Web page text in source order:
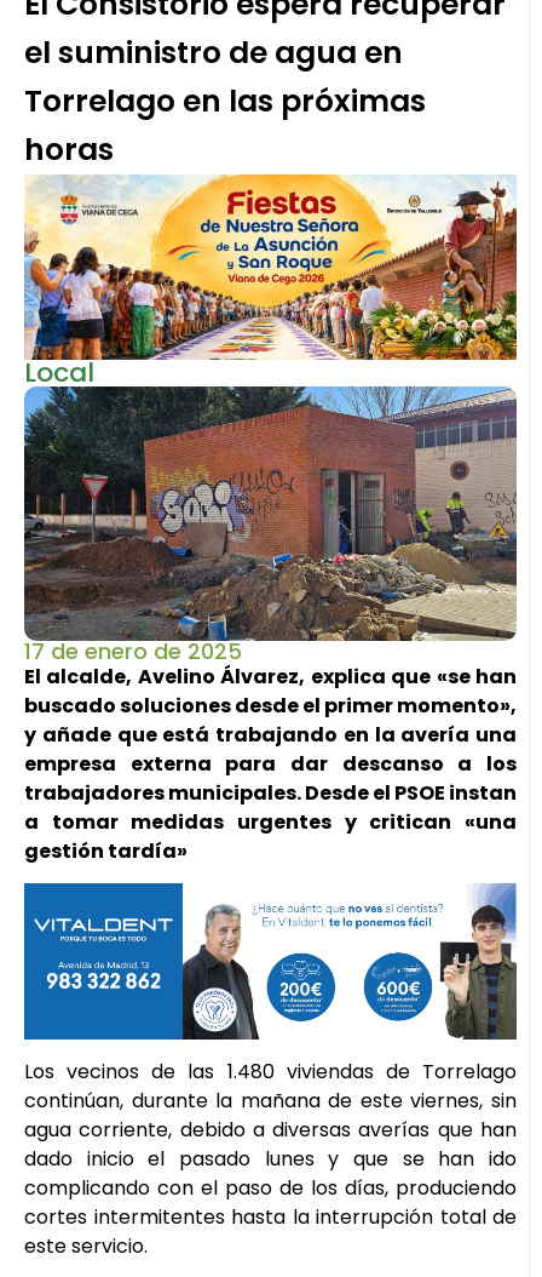
el suministro de agua en
Torrelago en las próximas
horas
Local
17 de enero de 2025
El alcalde, Avelino Álvarez, explica que «se han
buscado soluciones desde el primer momento»,
y añade que está trabajando en la avería una
empresa externa para dar descanso a los
trabajadores municipales. Desde el PSOE instan
a tomar medidas urgentes y critican «una
gestión tardía»
Los vecinos de las 1.480 viviendas de Torrelago
continúan, durante la mañana de este viernes, sin
agua corriente, debido a diversas averías que han
dado inicio el pasado lunes y que se han ido
complicando con el paso de los días, produciendo
cortes intermitentes hasta la interrupción total de
este servicio.